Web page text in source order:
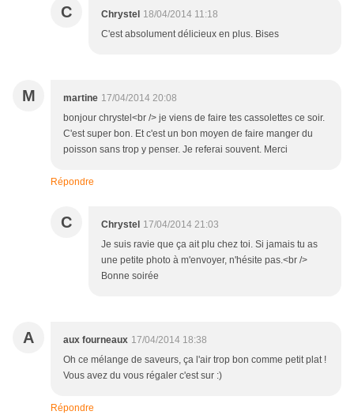
C Chrystel 18/04/2014 11:18
C'est absolument délicieux en plus. Bises
M martine 17/04/2014 20:08
bonjour chrystel<br /> je viens de faire tes cassolettes ce soir.
C'est super bon. Et c'est un bon moyen de faire manger du
poisson sans trop y penser. Je referai souvent. Merci
Répondre
C Chrystel 17/04/2014 21:03
Je suis ravie que ça ait plu chez toi. Si jamais tu as
une petite photo à m'envoyer, n'hésite pas.<br />
Bonne soirée
A aux fourneaux 17/04/2014 18:38
Oh ce mélange de saveurs, ça l'air trop bon comme petit plat !
Vous avez du vous régaler c'est sur :)
Répondre